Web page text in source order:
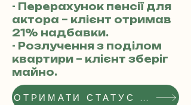
- Перерахунок пенсії для
актора – клієнт отримав
21% надбавки.
- Розлучення з поділом
квартири – клієнт зберіг
майно.
ОТРИМАТИ СТАТУС РЕКОМЕНДОВАНОГО АДВОКАТА